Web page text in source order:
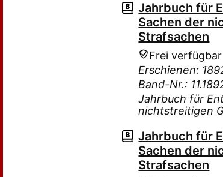
Jahrbuch für
Sachen der
Strafsachen
Frei verfügbar
Erschienen:
Band-Nr.:
Jahrbuch für
nichtstreitigen
Jahrbuch für
Sachen der
Strafsachen